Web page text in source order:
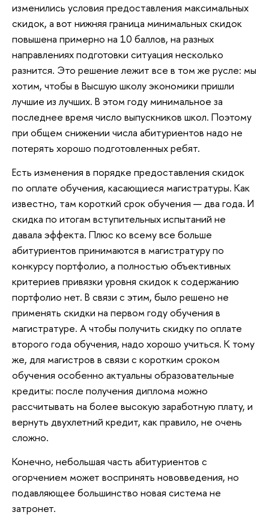
изменились условия предоставления максимальных
скидок, а вот нижняя граница минимальных скидок
повышена примерно на 10 баллов, на разных
направлениях подготовки ситуация несколько
разнится. Это решение лежит все в том же русле: мы
хотим, чтобы в Высшую школу экономики пришли
лучшие из лучших. В этом году минимальное за
последнее время число выпускников школ. Поэтому
при общем снижении числа абитуриентов надо не
потерять хорошо подготовленных ребят.
Есть изменения в порядке предоставления скидок
по оплате обучения, касающиеся магистратуры. Как
известно, там короткий срок обучения — два года. И
скидка по итогам вступительных испытаний не
давала эффекта. Плюс ко всему все больше
абитуриентов принимаются в магистратуру по
конкурсу портфолио, а полностью объективных
критериев привязки уровня скидок к содержанию
портфолио нет. В связи с этим, было решено не
применять скидки на первом году обучения в
магистратуре. А чтобы получить скидку по оплате
второго года обучения, надо хорошо учиться. К тому
же, для магистров в связи с коротким сроком
обучения особенно актуальны образовательные
кредиты: после получения диплома можно
рассчитывать на более высокую заработную плату, и
вернуть двухлетний кредит, как правило, не очень
сложно.
Конечно, небольшая часть абитуриентов с
огорчением может воспринять нововведения, но
подавляющее большинство новая система не
затронет.